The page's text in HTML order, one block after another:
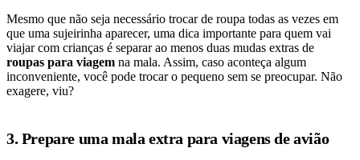
Mesmo que não seja necessário trocar de roupa todas as vezes em
que uma sujeirinha aparecer, uma dica importante para quem vai
viajar com crianças é separar ao menos duas mudas extras de
roupas para viagem na mala. Assim, caso aconteça algum
inconveniente, você pode trocar o pequeno sem se preocupar. Não
exagere, viu?
3. Prepare uma mala extra para viagens de avião